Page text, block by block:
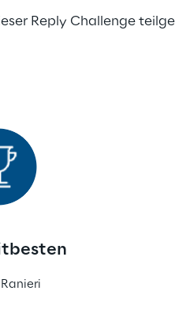
Reply Challenge